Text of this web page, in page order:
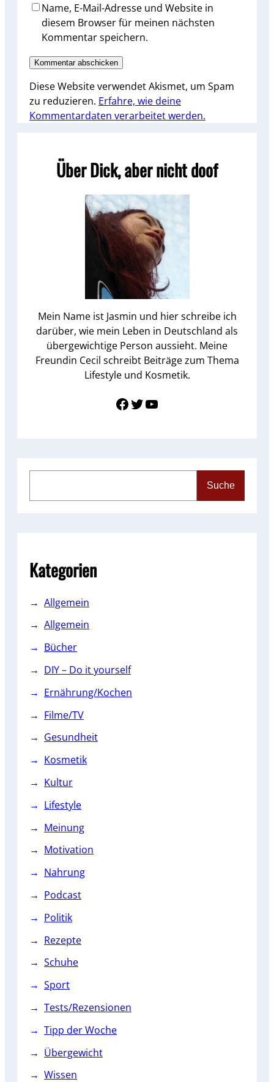
Name, E-Mail-Adresse und Website in
diesem Browser für meinen nächsten
Kommentar speichern.
Diese Website verwendet Akismet, um Spam
zu reduzieren. Erfahre, wie deine
Kommentardaten verarbeitet werden.
Über Dick, aber nicht doof
Mein Name ist Jasmin und hier schreibe ich
darüber, wie mein Leben in Deutschland als
übergewichtige Person aussieht. Meine
Freundin Cecil schreibt Beiträge zum Thema
Lifestyle und Kosmetik.
Link zu Facebook Twitter YouTube
Suche
Kategorien
Allgemein
Allgemein
Bücher
DIY – Do it yourself
Ernährung/Kochen
Filme/TV
Gesundheit
Kosmetik
Kultur
Lifestyle
Meinung
Motivation
Nahrung
Podcast
Politik
Rezepte
Schuhe
Sport
Tests/Rezensionen
Tipp der Woche
Übergewicht
Wissen